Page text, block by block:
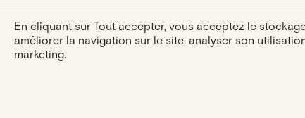
En cliquant sur Tout accepter, vous acceptez le
améliorer la navigation sur le site, analyser son
marketing.